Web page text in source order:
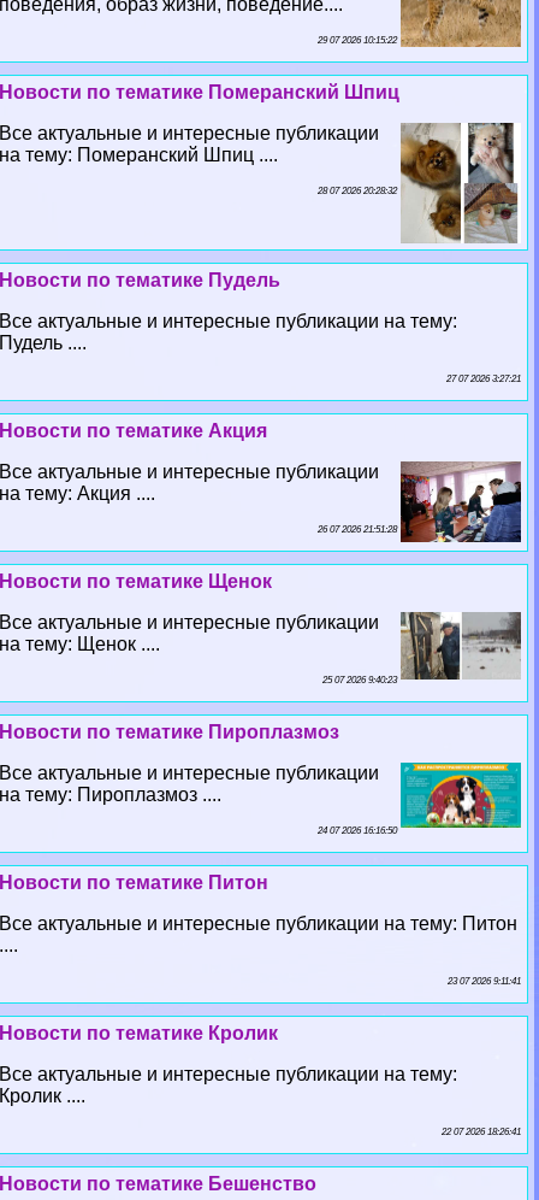
поведения, образ жизни, поведение....
29 07 2026 10:15:22
Новости по тематике Померанский Шпиц
Все актуальные и интересные публикации
на тему: Померанский Шпиц ....
28 07 2026 20:28:32
Новости по тематике Пудель
Все актуальные и интересные публикации на тему:
Пудель ....
27 07 2026 3:27:21
Новости по тематике Акция
Все актуальные и интересные публикации
на тему: Акция ....
26 07 2026 21:51:28
Новости по тематике Щенок
Все актуальные и интересные публикации
на тему: Щенок ....
25 07 2026 9:40:23
Новости по тематике Пироплазмоз
Все актуальные и интересные публикации
на тему: Пироплазмоз ....
24 07 2026 16:16:50
Новости по тематике Питон
Все актуальные и интересные публикации на тему: Питон
....
23 07 2026 9:11:41
Новости по тематике Кролик
Все актуальные и интересные публикации на тему:
Кролик ....
22 07 2026 18:26:41
Новости по тематике Бешенство